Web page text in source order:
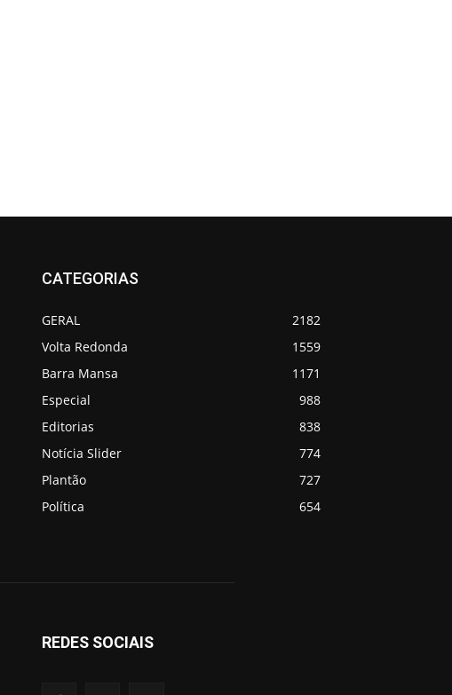
CATEGORIAS
GERAL
2182
Volta Redonda
1559
Barra Mansa
1171
Especial
988
Editorias
838
Notícia Slider
774
Plantão
727
Política
654
REDES SOCIAIS